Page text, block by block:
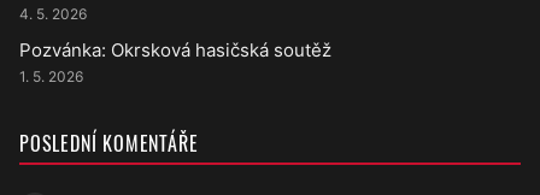
4. 5. 2026
Pozvánka: Okrsková hasičská soutěž
1. 5. 2026
POSLEDNÍ KOMENTÁŘE